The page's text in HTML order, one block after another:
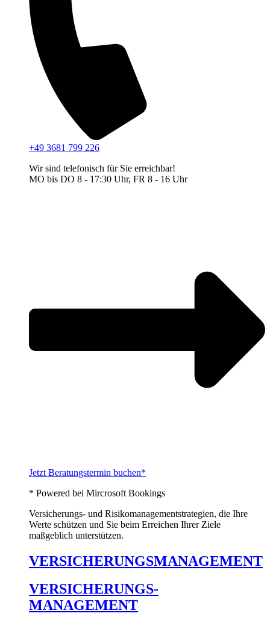
+49 3681 799 226
Wir sind telefonisch für Sie erreichbar!
MO bis DO 8 - 17:30 Uhr, FR 8 - 16 Uhr
Jetzt Beratungstermin buchen*
* Powered bei Mircrosoft Bookings
Versicherungs- und Risikomanagementstrategien, die Ihre
Werte schützen und Sie beim Erreichen Ihrer Ziele
maßgeblich unterstützen.
VERSICHERUNGSMANAGEMENT
VERSICHERUNGS-
MANAGEMENT